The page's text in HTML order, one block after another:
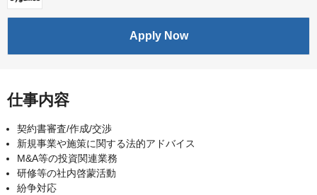
Apply Now
仕事内容
契約書審査/作成/交渉
新規事業や施策に関する法的アドバイス
M&A等の投資関連業務
研修等の社内啓蒙活動
紛争対応